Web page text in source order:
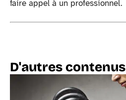
faire appel à un professionnel.
D'autres